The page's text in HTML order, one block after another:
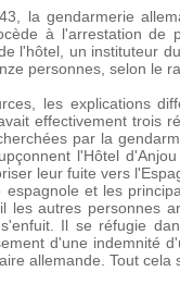
la gendarmerie
à l'arrestation de
l'hôtel, un instituteur
personnes, selon le
les explications
effectivement trois
par la
l'Hôtel
leur fuite vers
espagnole et les
les autres personnes
Il se réfugie
d'une indemnité
allemande. Tout